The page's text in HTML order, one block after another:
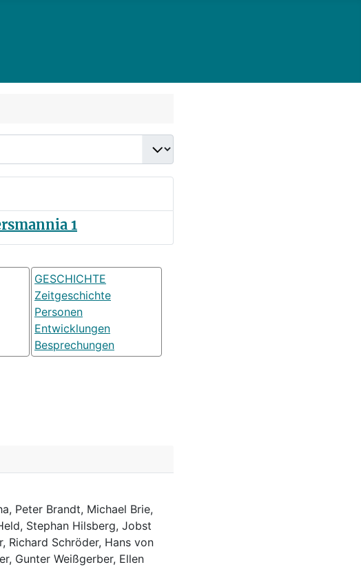
1
GESCHICHTE
Zeitgeschichte
Personen
Entwicklungen
Besprechungen
Peter Brandt, Michael Brie,
Stephan Hilsberg, Jobst
Richard Schröder, Hans von
Gunter Weißgerber, Ellen